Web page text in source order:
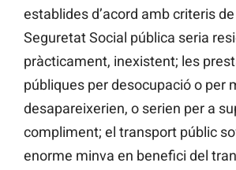
establides d’acord amb criteris
Seguretat Social pública seria
pràcticament, inexistent; les
públiques per desocupació o per
desapareixerien, o serien per a
compliment; el transport públic
enorme minva en benefici del